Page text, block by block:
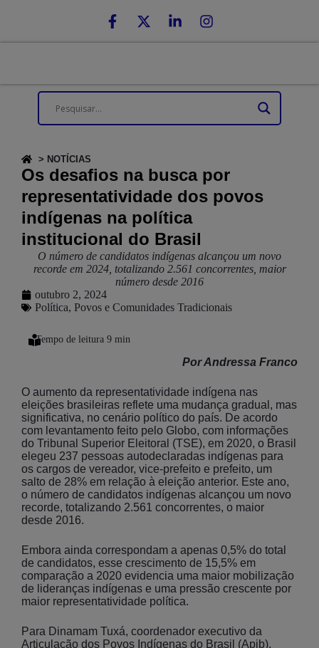
> NOTÍCIAS
Os desafios na busca por
representatividade dos povos
indígenas na política
institucional do Brasil
O número de candidatos indígenas alcançou um novo
recorde em 2024, totalizando 2.561 concorrentes, maior
número desde 2016
outubro 2, 2024
Política, Povos e Comunidades Tradicionais
Por Andressa Franco
O aumento da representatividade indígena nas
eleições brasileiras reflete uma mudança gradual, mas
significativa, no cenário político do país. De acordo
com levantamento feito pelo Globo, com informações
do Tribunal Superior Eleitoral (TSE), em 2020, o Brasil
elegeu 237 pessoas autodeclaradas indígenas para
os cargos de vereador, vice-prefeito e prefeito, um
salto de 28% em relação à eleição anterior. Este ano,
o número de candidatos indígenas alcançou um novo
recorde, totalizando 2.561 concorrentes, o maior
desde 2016.
Embora ainda correspondam a apenas 0,5% do total
de candidatos, esse crescimento de 15,5% em
comparação a 2020 evidencia uma maior mobilização
de lideranças indígenas e uma pressão crescente por
maior representatividade política.
Para Dinamam Tuxá, coordenador executivo da
Articulação dos Povos Indígenas do Brasil (Apib),